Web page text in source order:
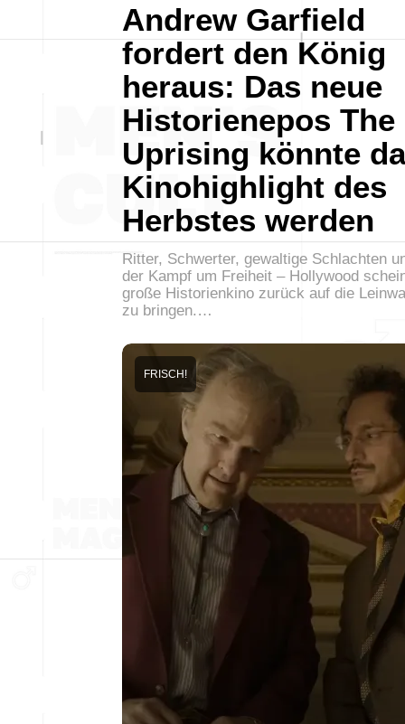
Andrew Garfield
fordert den König
heraus: Das neue
Historienepos The
Uprising könnte
Kinohighlight des
Herbstes werden
Ritter, Schwerter, gewaltige Schlachten
der Kampf um Freiheit – Hollywood
große Historienkino zurück auf die
zu bringen.…
FRISCH!